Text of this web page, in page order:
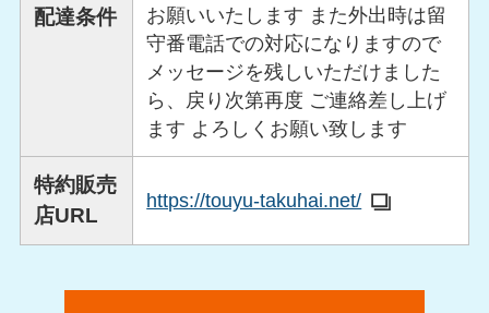
配達条件
お願いいたします また外出時は留
守番電話での対応になりますので
メッセージを残しいただけました
ら、戻り次第再度 ご連絡差し上げ
ます よろしくお願い致します
特約販売
店URL
https://touyu-takuhai.net/